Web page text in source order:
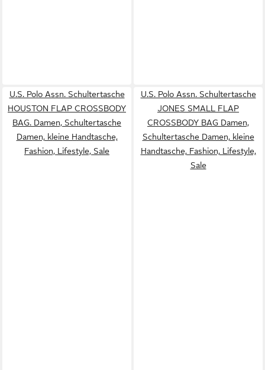
U.S. Polo Assn. Schultertasche
HOUSTON FLAP CROSSBODY
BAG. Damen, Schultertasche
Damen, kleine Handtasche,
Fashion, Lifestyle, Sale
U.S. Polo Assn. Schultertasche
JONES SMALL FLAP
CROSSBODY BAG Damen,
Schultertasche Damen, kleine
Handtasche, Fashion, Lifestyle,
Sale